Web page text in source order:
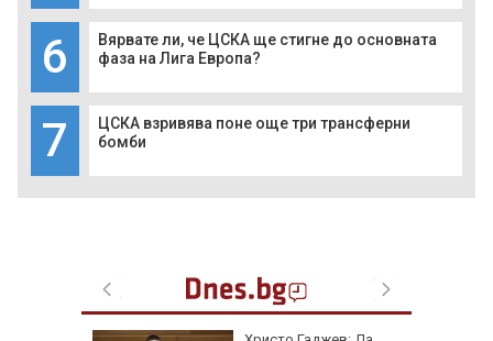
6
Вярвате ли, че ЦСКА ще стигне до основната
фаза на Лига Европа?
7
ЦСКА взривява поне още три трансферни
бомби